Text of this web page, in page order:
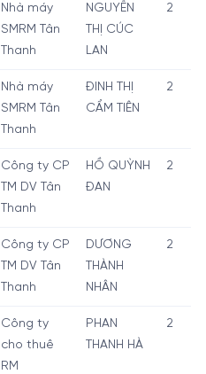
Nhà máy
SMRM Tân
Thanh
NGUYỄN
THỊ CÚC
LAN
2
Nhà máy
SMRM Tân
Thanh
ĐINH THỊ
CẨM TIÊN
2
Công ty CP
TM DV Tân
Thanh
HỒ QUỲNH
ĐAN
2
Công ty CP
TM DV Tân
Thanh
DƯƠNG
THÀNH
NHÂN
2
Công ty
cho thuê
RM
PHAN
THANH HÀ
2